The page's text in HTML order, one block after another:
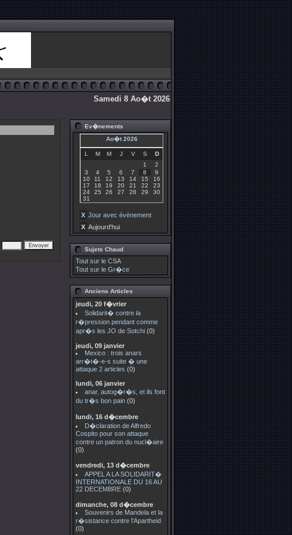
Samedi 8 Ao�t 2026
Ev�nements
Ao�t 2026
L M M J V S
D
1
2
3
4 5 6 7 8
9
10
11 12 13 14 15
16
17
18 19 20 21 22
23
24
25 26 27 28 29
30
31
X Jour avec évènement
X Aujourd'hui
Sujets Chaud
Tout sur le CSA
Tout sur le Gr�ce
Anciens Articles
jeudi, 20 f�vrier
Solidarit� contre la
r�pression pendant comme
apr�s les JO de Sotchi (0)
jeudi, 09 janvier
Mexico : trois anars
arr�t�-e-s suite � une
attaque 2 articles (0)
lundi, 06 janvier
anar, autog�r�s, et ils font
du tr�s bon pain (0)
lundi, 16 d�cembre
D�claration de Alfredo
Cospito pour son attaque
contre un patron du nucl�aire
(0)
vendredi, 13 d�cembre
APPEL A LA SOLIDARIT�
INTERNATIONALE DU 16 AU
22 DECEMBRE (0)
dimanche, 08 d�cembre
Souvenirs de Mandela et la
r�sistance contre l'Apartheid
(0)